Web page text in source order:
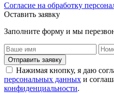
Согласие на обработку
Оставить заявку
Заполните форму и мы
Отправить заявку
Нажимая кнопку, я даю
персональных данных и
конфиденциальности.